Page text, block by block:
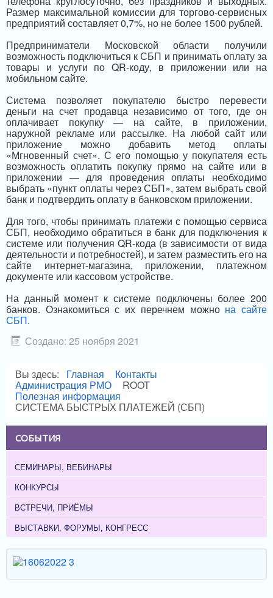
Размер максимальной комиссии для торгово-сервисных
предприятий составляет 0,7%, но не более 1500 рублей.
Предприниматели Московской области получили
возможность подключиться к СБП и принимать оплату за
товары и услуги по QR-коду, в приложении или на
мобильном сайте.
Система позволяет покупателю быстро перевести
деньги на счет продавца независимо от того, где он
оплачивает покупку — на сайте, в приложении,
наружной рекламе или рассылке. На любой сайт или
приложение можно добавить метод оплаты
«Мгновенный счет». С его помощью у покупателя есть
возможность оплатить покупку прямо на сайте или в
приложении — для проведения оплаты необходимо
выбрать «пункт оплаты через СБП», затем выбрать свой
банк и подтвердить оплату в банковском приложении.
Для того, чтобы принимать платежи с помощью сервиса
СБП, необходимо обратиться в банк для подключения к
системе или получения QR-кода (в зависимости от вида
деятельности и потребностей), и затем разместить его на
сайте интернет-магазина, приложении, платежном
документе или кассовом устройстве.
На данный момент к системе подключены более 200
банков. Ознакомиться с их перечнем можно на сайте
СБП.
Создано: 25 ноября 2021
Вы здесь: Главная Контакты
Администрация РМО ROOT
Полезная информация
СИСТЕМА БЫСТРЫХ ПЛАТЕЖЕЙ (СБП)
СОБЫТИЯ
СЕМИНАРЫ, ВЕБИНАРЫ
КОНКУРСЫ
ВСТРЕЧИ, ПРИЁМЫ
ВЫСТАВКИ, ФОРУМЫ, КОНГРЕСС